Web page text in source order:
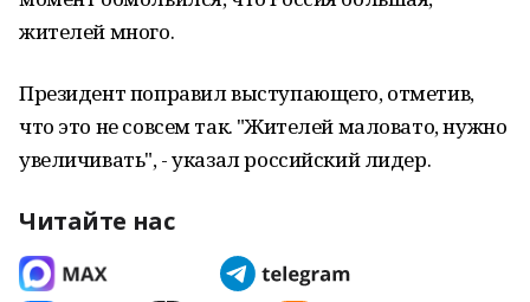
жителей много.
Президент поправил выступающего, отметив,
что это не совсем так. "Жителей маловато, нужно
увеличивать", - указал российский лидер.
Читайте нас